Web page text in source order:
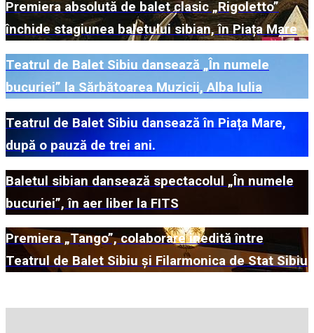
Premiera absolută de balet clasic „Rigoletto”
închide stagiunea baletului sibian, în Piața Mare
Teatrul de Balet Sibiu dansează „În numele
bucuriei” la Sărbătoarea Muzicii, Alba Iulia
Teatrul de Balet Sibiu dansează în Piața Mare,
după o pauză de trei ani.
Baletul sibian dansează spectacolul „În numele
bucuriei”, în aer liber la FITS
Premiera „Tango”, colaborare inedită între
Teatrul de Balet Sibiu și Filarmonica de Stat Sibiu